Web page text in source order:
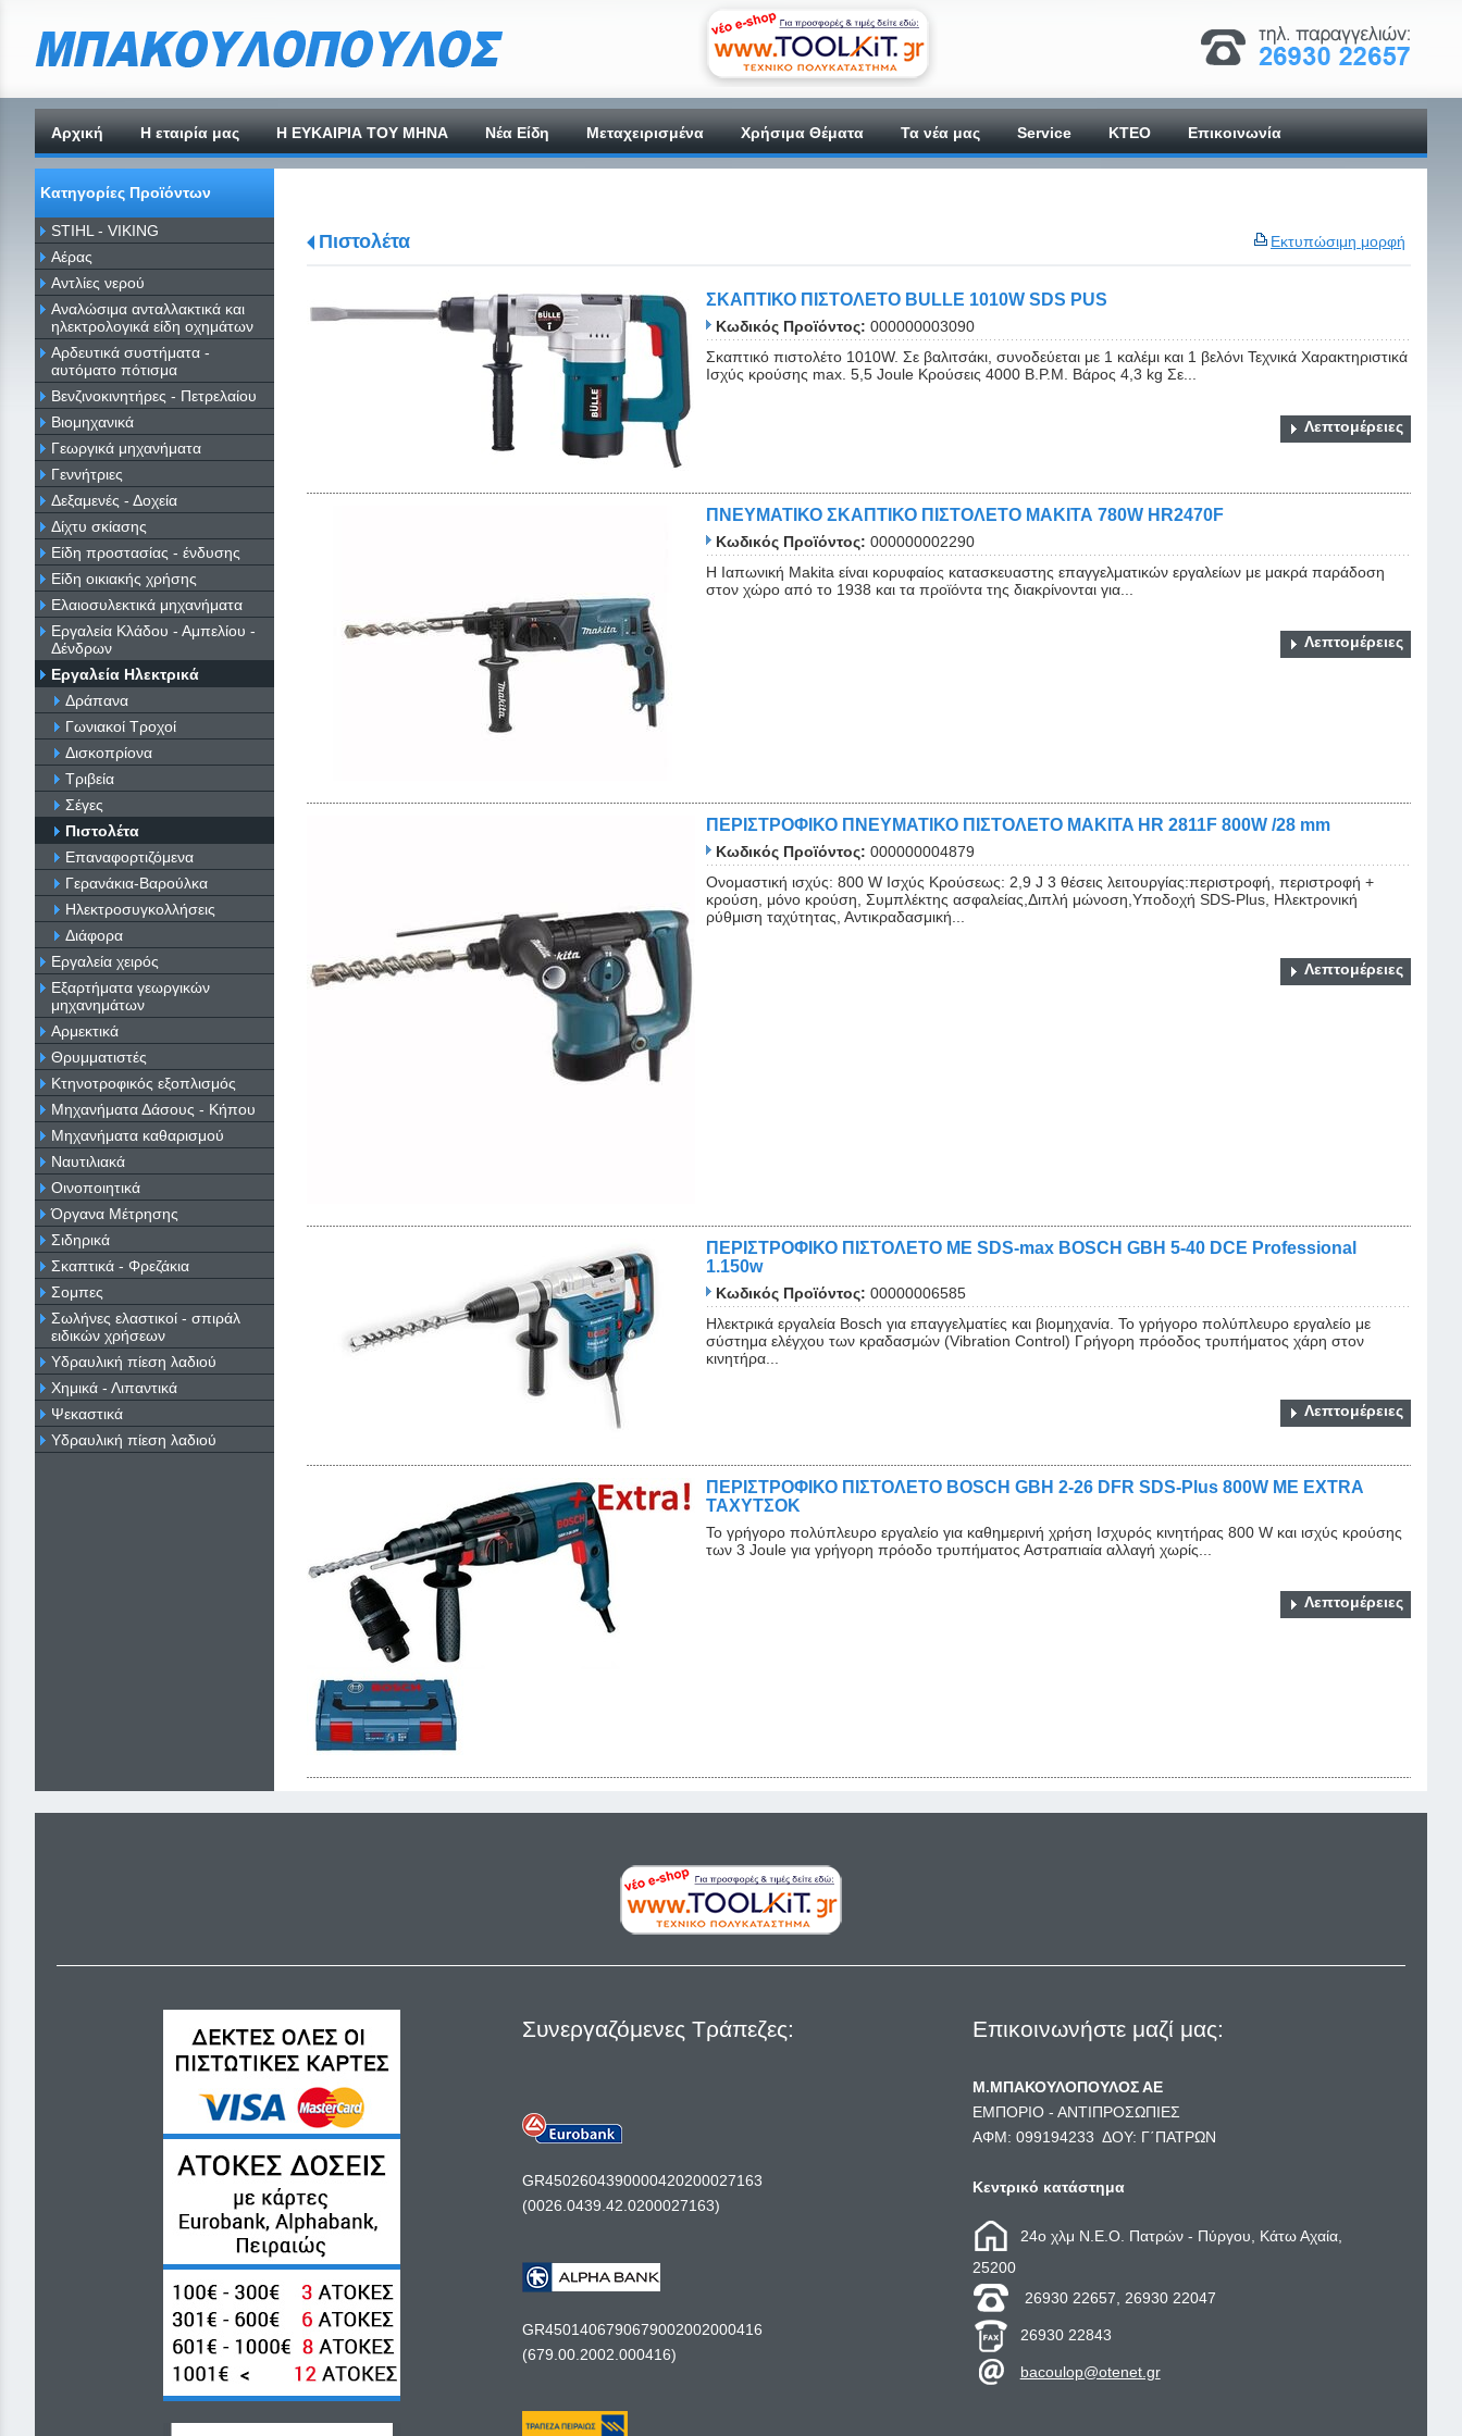
Αρχική H εταιρία μας Η ΕΥΚΑΙΡΙΑ ΤΟΥ ΜΗΝΑ Νέα Είδη Μεταχειρισμένα Χρήσιμα Θέματα Τα νέα μας Service ΚΤΕΟ Επικοινωνία
Κατηγορίες Προϊόντων
STIHL - VIKING
Αέρας
Αντλίες νερού
Αναλώσιμα ανταλλακτικά και
ηλεκτρολογικά είδη οχημάτων
Αρδευτικά συστήματα -
αυτόματο πότισμα
Βενζινοκινητήρες - Πετρελαίου
Βιομηχανικά
Γεωργικά μηχανήματα
Γεννήτριες
Δεξαμενές - Δοχεία
Δίχτυ σκίασης
Είδη προστασίας - ένδυσης
Είδη οικιακής χρήσης
Ελαιοσυλεκτικά μηχανήματα
Εργαλεία Κλάδου - Αμπελίου -
Δένδρων
Εργαλεία Ηλεκτρικά
Δράπανα
Γωνιακοί Τροχοί
Δισκοπρίονα
Τριβεία
Σέγες
Πιστολέτα
Επαναφορτιζόμενα
Γερανάκια-Βαρούλκα
Ηλεκτροσυγκολλήσεις
Διάφορα
Εργαλεία χειρός
Εξαρτήματα γεωργικών
μηχανημάτων
Αρμεκτικά
Θρυμματιστές
Κτηνοτροφικός εξοπλισμός
Μηχανήματα Δάσους - Κήπου
Μηχανήματα καθαρισμού
Ναυτιλιακά
Οινοποιητικά
Όργανα Μέτρησης
Σιδηρικά
Σκαπτικά - Φρεζάκια
Σομπες
Σωλήνες ελαστικοί - σπιράλ
ειδικών χρήσεων
Υδραυλική πίεση λαδιού
Χημικά - Λιπαντικά
Ψεκαστικά
Υδραυλική πίεση λαδιού
Εκτυπώσιμη μορφή
Πιστολέτα
ΣΚΑΠΤΙΚΟ ΠΙΣΤΟΛΕΤΟ BULLE 1010W SDS PUS
Κωδικός Προϊόντος: 000000003090
Σκαπτικό πιστολέτο 1010W. Σε βαλιτσάκι, συνοδεύεται με 1 καλέμι και 1 βελόνι Τεχνικά Χαρακτηριστικά
Ισχύς κρούσης max. 5,5 Joule Κρούσεις 4000 B.P.M. Βάρος 4,3 kg Σε...
Λεπτομέρειες
ΠΝΕΥΜΑΤΙΚΟ ΣΚΑΠΤΙΚΟ ΠΙΣΤΟΛΕΤΟ ΜΑΚΙΤΑ 780W HR2470F
Κωδικός Προϊόντος: 000000002290
Η Ιαπωνική Makita είναι κορυφαίος κατασκευαστης επαγγελματικών εργαλείων με μακρά παράδοση
στον χώρο από το 1938 και τα προϊόντα της διακρίνονται για...
Λεπτομέρειες
ΠΕΡΙΣΤΡΟΦΙΚΟ ΠΝΕΥΜΑΤΙΚΟ ΠΙΣΤΟΛΕΤΟ MAKITA HR 2811F 800W /28 mm
Κωδικός Προϊόντος: 000000004879
Ονομαστική ισχύς: 800 W Ισχύς Κρούσεως: 2,9 J 3 θέσεις λειτουργίας:περιστροφή, περιστροφή +
κρούση, μόνο κρούση, Συμπλέκτης ασφαλείας,Διπλή μώνοση,Υποδοχή SDS-Plus, Ηλεκτρονική
ρύθμιση ταχύτητας, Αντικραδασμική...
Λεπτομέρειες
ΠΕΡΙΣΤΡΟΦΙΚΟ ΠΙΣΤΟΛΕΤΟ ΜΕ SDS-max BOSCH GBH 5-40 DCE Professional
1.150w
Κωδικός Προϊόντος: 00000006585
Ηλεκτρικά εργαλεία Bosch για επαγγελματίες και βιομηχανία. Το γρήγορο πολύπλευρο εργαλείο με
σύστημα ελέγχου των κραδασμών (Vibration Control) Γρήγορη πρόοδος τρυπήματος χάρη στον
κινητήρα...
Λεπτομέρειες
ΠΕΡΙΣΤΡΟΦΙΚΟ ΠΙΣΤΟΛΕΤΟ BOSCH GBH 2-26 DFR SDS-Plus 800W ΜΕ EXTRA
ΤΑΧΥΤΣΟΚ
Το γρήγορο πολύπλευρο εργαλείο για καθημερινή χρήση Ισχυρός κινητήρας 800 W και ισχύς κρούσης
των 3 Joule για γρήγορη πρόοδο τρυπήματος Αστραπιαία αλλαγή χωρίς...
Λεπτομέρειες
Συνεργαζόμενες Τράπεζες:
GR4502604390000420200027163
(0026.0439.42.0200027163)
GR4501406790679002002000416
(679.00.2002.000416)
Επικοινωνήστε μαζί μας:
Μ.ΜΠΑΚΟΥΛΟΠΟΥΛΟΣ ΑΕ
ΕΜΠΟΡΙΟ - ΑΝΤΙΠΡΟΣΩΠΙΕΣ
ΑΦΜ: 099194233 ΔΟΥ: Γ΄ΠΑΤΡΩΝ
Κεντρικό κατάστημα
24ο χλμ Ν.Ε.Ο. Πατρών - Πύργου, Κάτω Αχαία,
25200
26930 22657, 26930 22047
26930 22843
bacoulop@otenet.gr